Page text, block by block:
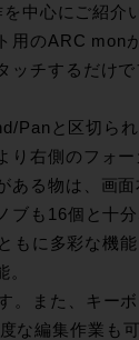
中心にご紹介
用のARC mon
ッチするだけで
Panと区切ら
り右側のフォー
ある物は、画面
ブも16個と十
もに多彩な機能
。また、キーボ
な編集作業も